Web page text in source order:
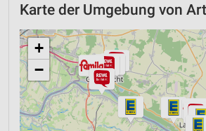
Karte der Umgebung von
+
−